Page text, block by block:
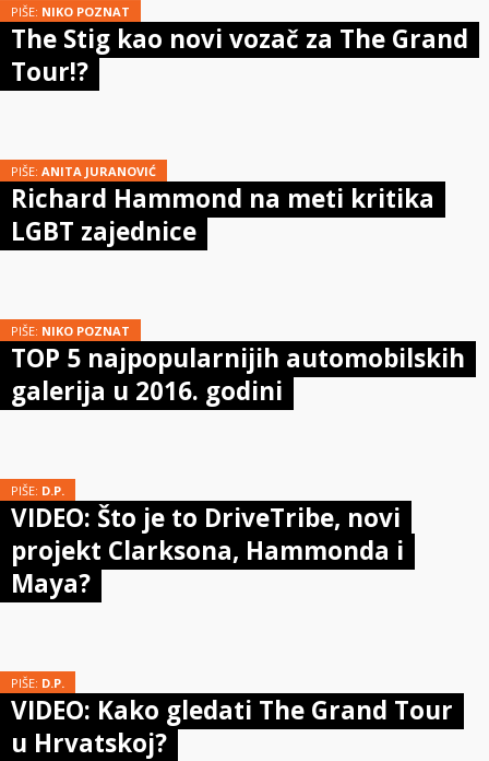
PIŠE: NIKO POZNAT
The Stig kao novi vozač za The Grand
Tour!?
PIŠE: ANITA JURANOVIĆ
Richard Hammond na meti kritika
LGBT zajednice
PIŠE: NIKO POZNAT
TOP 5 najpopularnijih automobilskih
galerija u 2016. godini
PIŠE: D.P.
VIDEO: Što je to DriveTribe, novi
projekt Clarksona, Hammonda i
Maya?
PIŠE: D.P.
VIDEO: Kako gledati The Grand Tour
u Hrvatskoj?